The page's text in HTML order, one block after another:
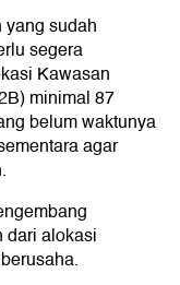
sudah
segera
Kawasan
minimal 87
belum waktunya
agar
dari alokasi